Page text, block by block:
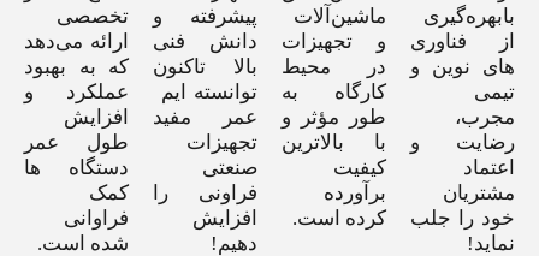
بابهره‌گیری
از فناوری
های نوین و
تیمی
مجرب،
رضایت و
اعتماد
مشتریان
خود را جلب
نماید!
ماشین‌آلات
و تجهیزات
در محیط
کارگاه به
طور مؤثر و
با بالاترین
کیفیت
برآورده
کرده است.
پیشرفته و
دانش فنی
بالا تاکنون
توانسته ایم
عمر مفید
تجهیزات
صنعتی
فراونی را
افزایش
دهیم!
تخصصی
ارائه می‌دهد
که به بهبود
عملکرد و
افزایش
طول عمر
دستگاه ها
کمک
فراوانی
شده است.